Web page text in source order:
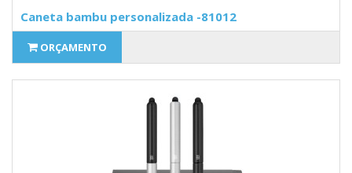
Caneta bambu personalizada -81012
ORÇAMENTO